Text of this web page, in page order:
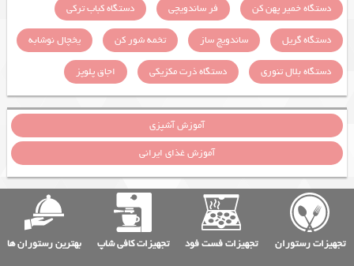
دستگاه خمیر پهن کن
فر ساندویچی
دستگاه کباب ترکی
دستگاه گریل
ساندویچ ساز تخمه شور کن
یخچال نوشابه
دستگاه بلال تنوری
دستگاه ذرت مکزیکی اجاق پلوپز
آموزش آشپزی
آموزش غذای ایرانی
تجهیزات رستوران تجهیزات فست فود تجهیزات کافی شاپ بهترین رستوران ها